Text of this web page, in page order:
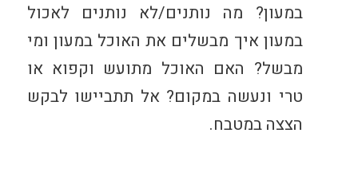
במעון? מה נותנים/לא נותנים לאכול
במעון איך מבשלים את האוכל במעון ומי
מבשל? האם האוכל מתועש וקפוא או
טרי ונעשה במקום? אל תתביישו לבקש
הצצה במטבח.